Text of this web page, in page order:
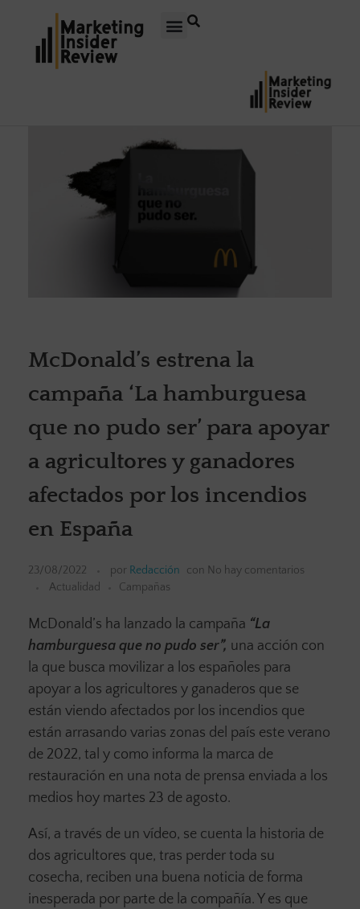
McDonald’s estrena la
campaña ‘La hamburguesa
que no pudo ser’ para apoyar
a agricultores y ganadores
afectados por los incendios
en España
23/08/2022 por Redacción con No hay comentarios
Actualidad
Campañas
McDonald’s ha lanzado la campaña “La
hamburguesa que no pudo ser”, una acción con
la que busca movilizar a los españoles para
apoyar a los agricultores y ganaderos que se
están viendo afectados por los incendios que
están arrasando varias zonas del país este verano
de 2022, tal y como informa la marca de
restauración en una nota de prensa enviada a los
medios hoy martes 23 de agosto.
Así, a través de un vídeo, se cuenta la historia de
dos agricultores que, tras perder toda su
cosecha, reciben una buena noticia de forma
inesperada por parte de la compañía. Y es que